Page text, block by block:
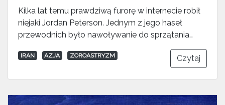
Kilka lat temu prawdziwą furorę w internecie robił
niejaki Jordan Peterson. Jednym z jego haseł
przewodnich było nawoływanie do sprzątania…
IRAN AZJA ZOROASTRYZM Czytaj